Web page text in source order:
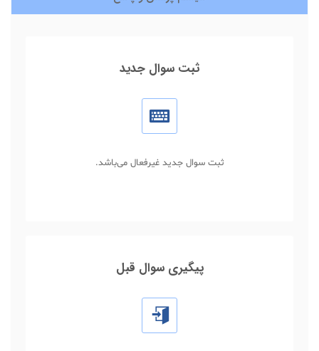
ثبت سوال جدید
ثبت سوال جدید غیرفعال می‌باشد.
پیگیری سوال قبل